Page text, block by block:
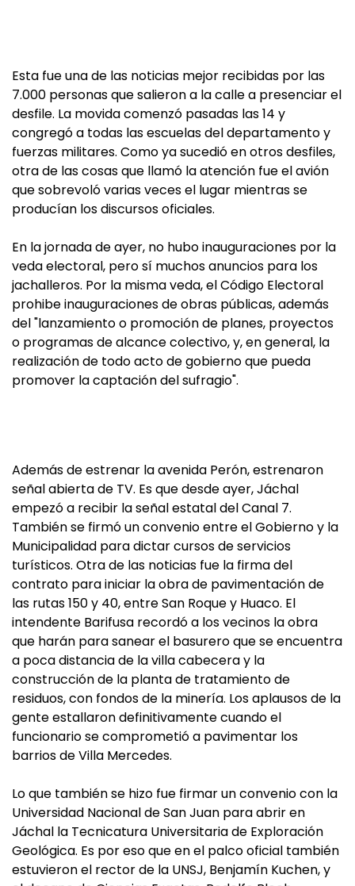
Esta fue una de las noticias mejor recibidas por las
7.000 personas que salieron a la calle a presenciar el
desfile. La movida comenzó pasadas las 14 y
congregó a todas las escuelas del departamento y
fuerzas militares. Como ya sucedió en otros desfiles,
otra de las cosas que llamó la atención fue el avión
que sobrevoló varias veces el lugar mientras se
producían los discursos oficiales.
En la jornada de ayer, no hubo inauguraciones por la
veda electoral, pero sí muchos anuncios para los
jachalleros. Por la misma veda, el Código Electoral
prohibe inauguraciones de obras públicas, además
del "lanzamiento o promoción de planes, proyectos
o programas de alcance colectivo, y, en general, la
realización de todo acto de gobierno que pueda
promover la captación del sufragio".
Además de estrenar la avenida Perón, estrenaron
señal abierta de TV. Es que desde ayer, Jáchal
empezó a recibir la señal estatal del Canal 7.
También se firmó un convenio entre el Gobierno y la
Municipalidad para dictar cursos de servicios
turísticos. Otra de las noticias fue la firma del
contrato para iniciar la obra de pavimentación de
las rutas 150 y 40, entre San Roque y Huaco. El
intendente Barifusa recordó a los vecinos la obra
que harán para sanear el basurero que se encuentra
a poca distancia de la villa cabecera y la
construcción de la planta de tratamiento de
residuos, con fondos de la minería. Los aplausos de la
gente estallaron definitivamente cuando el
funcionario se comprometió a pavimentar los
barrios de Villa Mercedes.
Lo que también se hizo fue firmar un convenio con la
Universidad Nacional de San Juan para abrir en
Jáchal la Tecnicatura Universitaria de Exploración
Geológica. Es por eso que en el palco oficial también
estuvieron el rector de la UNSJ, Benjamín Kuchen, y